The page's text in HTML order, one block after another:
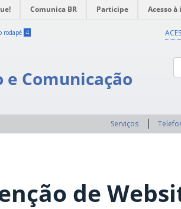
Comunica BR Participe Acesso
rodapé 4
Comunicação
Serviços
de